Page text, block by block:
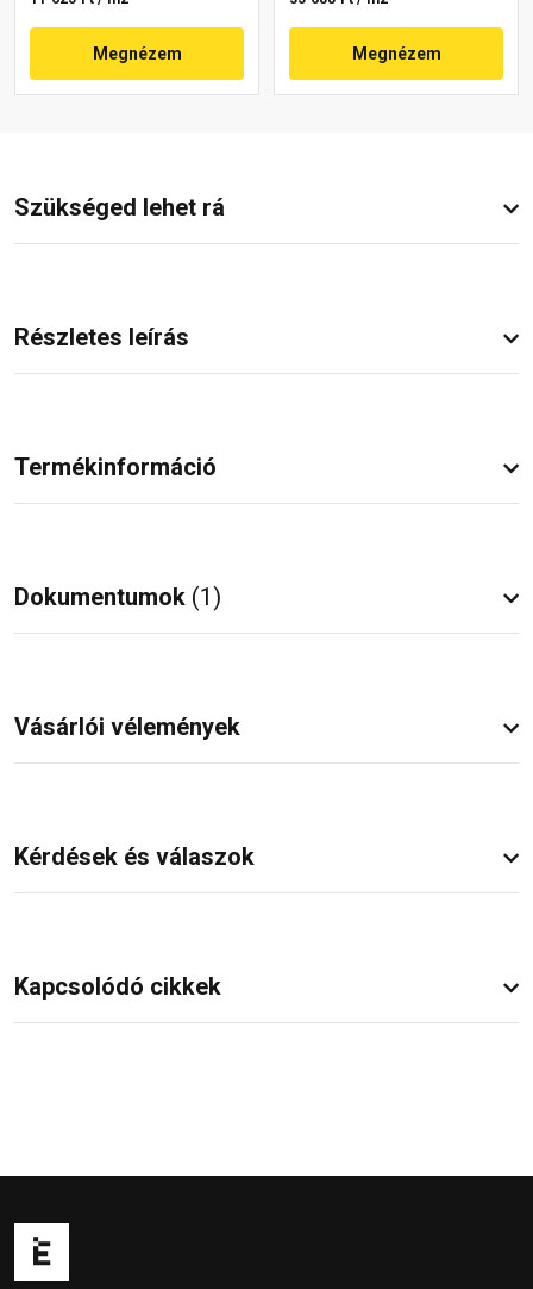
Megnézem Megnézem
Szükséged lehet rá
Részletes leírás
Termékinformáció
Dokumentumok (1)
Vásárlói vélemények
Kérdések és válaszok
Kapcsolódó cikkek